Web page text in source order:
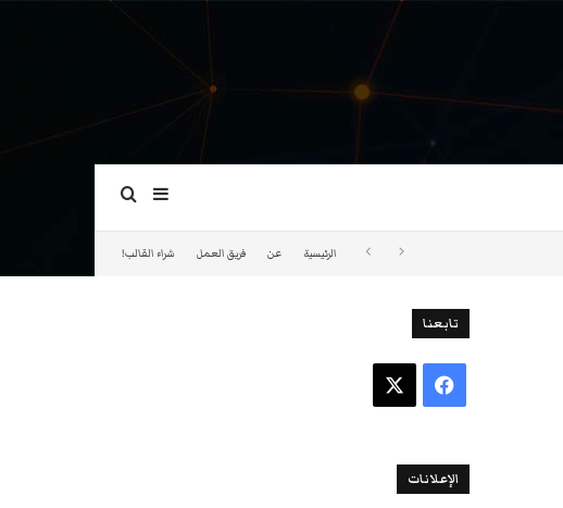
إضافة عمود جانبي
بحث عن
الرئيسية عن فريق العمل شراء القالب!
تابعنا
فيسبوك
الإعلانات